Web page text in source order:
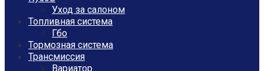
Уход за салоном
Топливная система
Гбо
Тормозная система
Трансмиссия
Вариатор